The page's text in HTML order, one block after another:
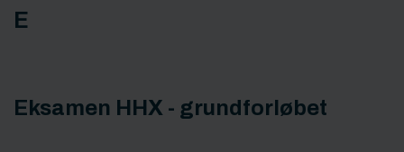
E
Eksamen HHX - grundforløbet